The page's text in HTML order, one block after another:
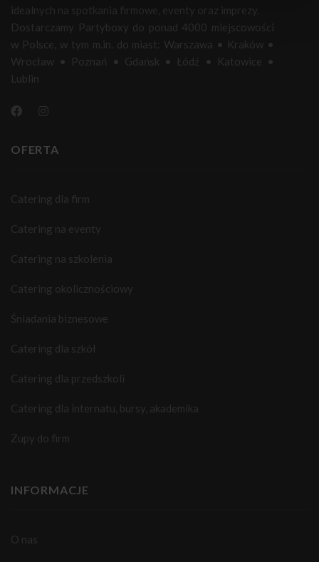
idealnych na spotkania firmowe, eventy oraz imprezy.
Dostarczamy Partyboxy do ponad 4000 miejscowości
w Polsce, w tym m.in. do miast: Warszawa • Kraków •
Wrocław • Poznań • Gdańsk • Łódź • Katowice •
Lublin
OFERTA
Catering dla firm
Catering na eventy
Catering na szkolenia
Catering okolicznościowy
Śniadania biznesowe
Catering dla szkół
Catering dla przedszkoli
Catering dla internatu, bursy, akademika
Zupy do firm
INFORMACJE
O nas